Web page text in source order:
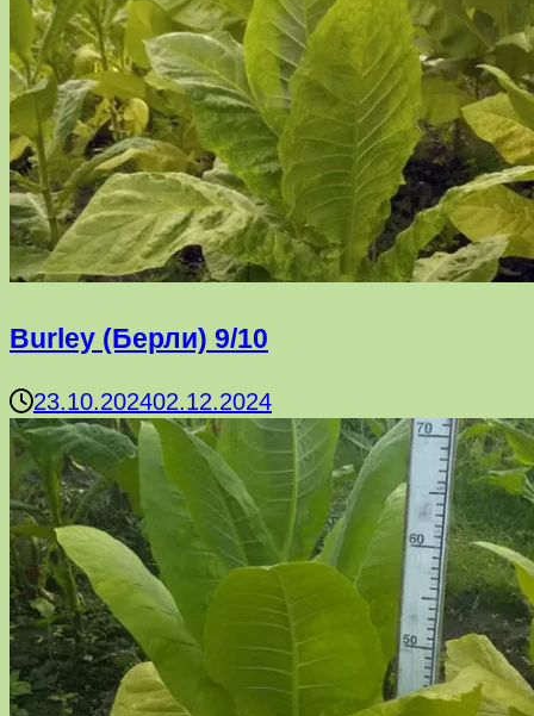
Burley (Берли) 9/10
23.10.202402.12.2024